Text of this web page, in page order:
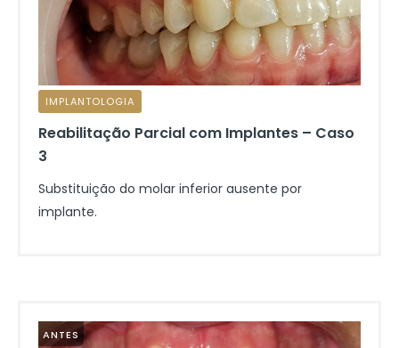
IMPLANTOLOGIA
Reabilitação Parcial com Implantes – Caso
3
Substituição do molar inferior ausente por
implante.
ANTES